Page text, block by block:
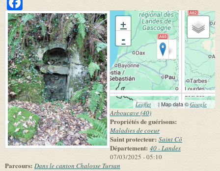
+
-
Leaflet (link is external)
| Map data ©Google
Arboucave (40)
Propriétés de guérisons:
Maladies de coeur
Saint protecteur: Saint Cô
Département: 40 - Landes
07/03/2025 - 05:10
Parcours: Dans le canton Chalosse Tursan